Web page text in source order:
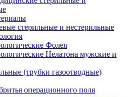
стерильные и нестерильные
Фолея
Нелатона мужские и
(трубки газоотводные)
операционного поля